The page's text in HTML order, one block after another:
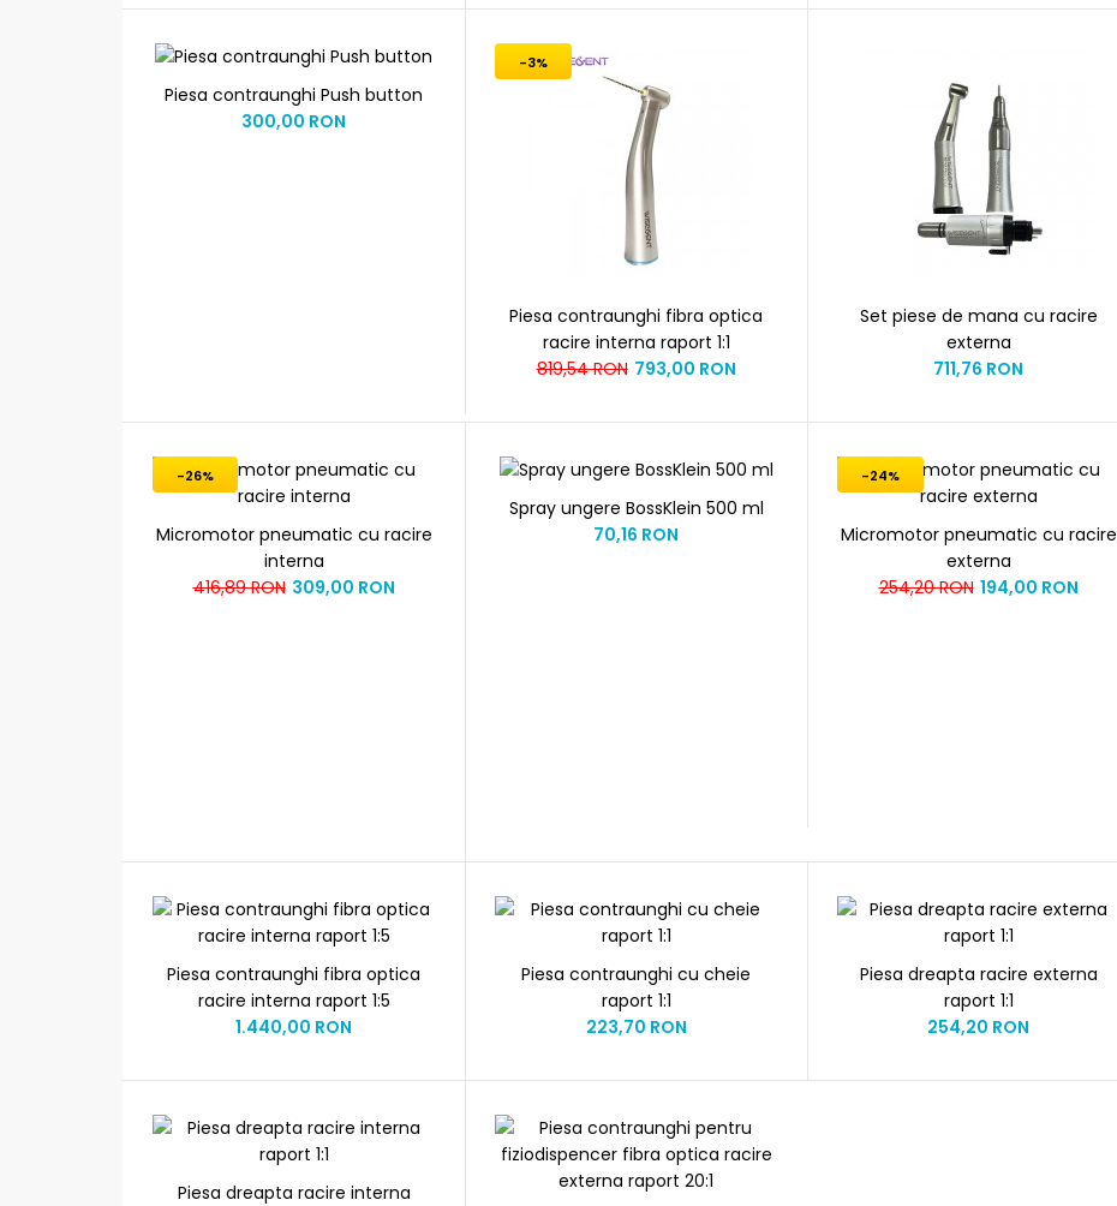
Piesa contraunghi Push button
300,00 RON
-3%
Piesa contraunghi fibra optica
racire interna raport 1:1
819,54 RON 793,00 RON
Set piese de mana cu racire
externa
711,76 RON
-26%
Micromotor pneumatic cu racire
interna
416,89 RON 309,00 RON
Spray ungere BossKlein 500 ml
70,16 RON
-24%
Micromotor pneumatic cu racire
externa
254,20 RON 194,00 RON
Piesa contraunghi fibra optica
racire interna raport 1:5
1.440,00 RON
Piesa contraunghi cu cheie
raport 1:1
223,70 RON
Piesa dreapta racire externa
raport 1:1
254,20 RON
Piesa dreapta racire interna